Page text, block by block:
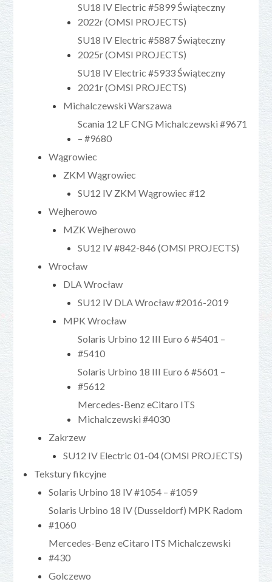
SU18 IV Electric #5899 Świąteczny
2022r (OMSI PROJECTS)
SU18 IV Electric #5887 Świąteczny
2025r (OMSI PROJECTS)
SU18 IV Electric #5933 Świąteczny
2021r (OMSI PROJECTS)
Michalczewski Warszawa
Scania 12 LF CNG Michalczewski #9671
– #9680
Wągrowiec
ZKM Wągrowiec
SU12 IV ZKM Wągrowiec #12
Wejherowo
MZK Wejherowo
SU12 IV #842-846 (OMSI PROJECTS)
Wrocław
DLA Wrocław
SU12 IV DLA Wrocław #2016-2019
MPK Wrocław
Solaris Urbino 12 III Euro 6 #5401 –
#5410
Solaris Urbino 18 III Euro 6 #5601 –
#5612
Mercedes-Benz eCitaro ITS
Michalczewski #4030
Zakrzew
SU12 IV Electric 01-04 (OMSI PROJECTS)
Tekstury fikcyjne
Solaris Urbino 18 IV #1054 – #1059
Solaris Urbino 18 IV (Dusseldorf) MPK Radom
#1060
Mercedes-Benz eCitaro ITS Michalczewski
#430
Golczewo